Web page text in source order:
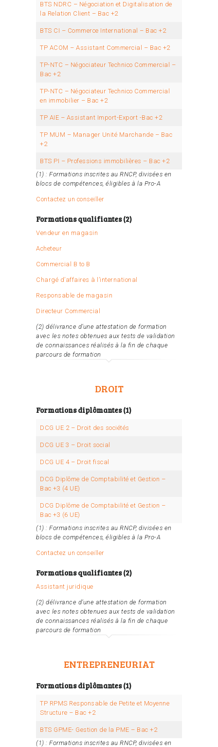
BTS NDRC – Négociation et Digitalisation de
la Relation Client – Bac +2
BTS CI – Commerce International – Bac +2
TP ACOM – Assistant Commercial – Bac +2
TP-NTC – Négociateur Technico Commercial –
Bac +2
TP-NTC – Négociateur Technico Commercial
en immobilier – Bac +2
TP AIE – Assistant Import-Export -Bac +2
TP MUM – Manager Unité Marchande – Bac
+2
BTS PI – Professions immobilières – Bac +2
(1) : Formations inscrites au RNCP, divisées en
blocs de compétences, éligibles à la Pro-A
Contactez un conseiller
Formations qualifiantes (2)
Vendeur en magasin
Acheteur
Commercial B to B
Chargé d’affaires à l’international
Responsable de magasin
Directeur Commercial
(2) délivrance d’une attestation de formation
avec les notes obtenues aux tests de validation
de connaissances réalisés à la fin de chaque
parcours de formation
DROIT
Formations diplômantes (1)
DCG UE 2 – Droit des sociétés
DCG UE 3 – Droit social
DCG UE 4 – Droit fiscal
DCG Diplôme de Comptabilité et Gestion –
Bac +3 (4 UE)
DCG Diplôme de Comptabilité et Gestion –
Bac +3 (6 UE)
(1) : Formations inscrites au RNCP, divisées en
blocs de compétences, éligibles à la Pro-A
Contactez un conseiller
Formations qualifiantes (2)
Assistant juridique
(2) délivrance d’une attestation de formation
avec les notes obtenues aux tests de validation
de connaissances réalisés à la fin de chaque
parcours de formation
ENTREPRENEURIAT
Formations diplômantes (1)
TP RPMS Responsable de Petite et Moyenne
Structure – Bac +2
BTS GPME- Gestion de la PME – Bac +2
(1) : Formations inscrites au RNCP, divisées en